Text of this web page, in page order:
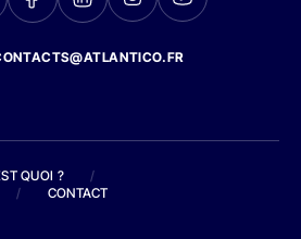
QUOI ?
/
/ CONTACT